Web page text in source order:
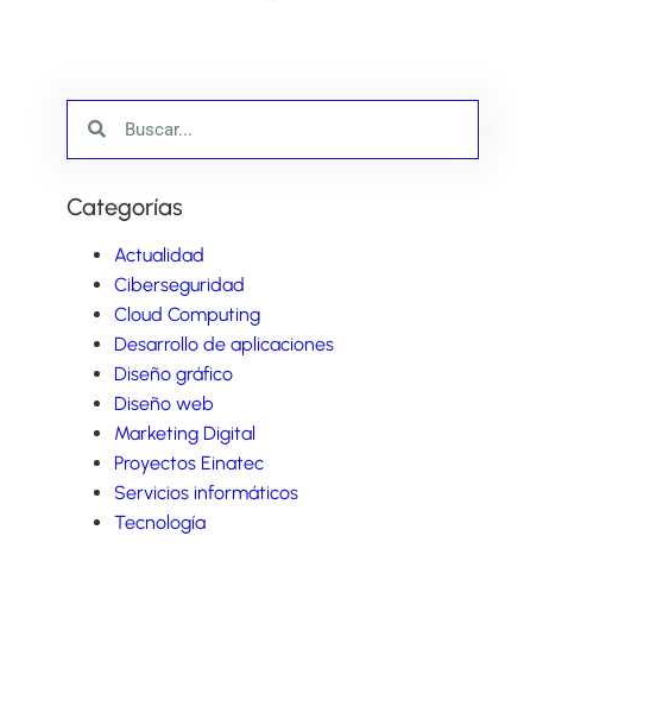
Categorías
Actualidad
Ciberseguridad
Cloud Computing
Desarrollo de aplicaciones
Diseño gráfico
Diseño web
Marketing Digital
Proyectos Einatec
Servicios informáticos
Tecnología